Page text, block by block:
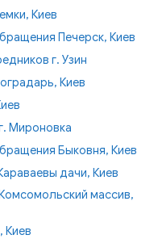
Киев
Печерск, Киев
г. Узин
Киев
Мироновка
Быковня, Киев
дачи, Киев
массив,
Киев